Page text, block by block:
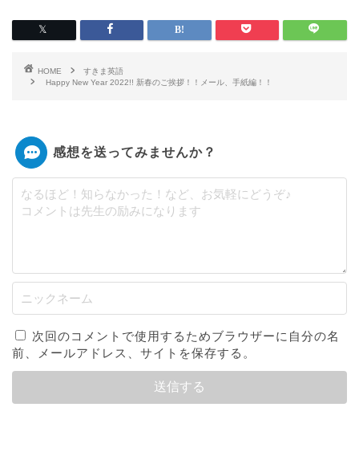
HOME
すきま英語
Happy New Year 2022!! 新春のご挨拶！！メール、手紙編！！
感想を送ってみませんか？
次回のコメントで使用するためブラウザーに自分の名
前、メールアドレス、サイトを保存する。